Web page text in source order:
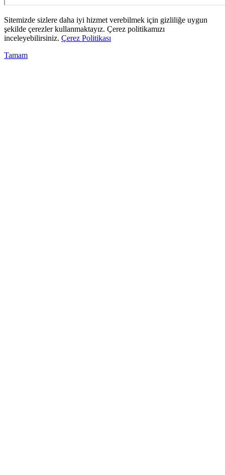
Sitemizde sizlere daha iyi hizmet verebilmek için gizliliğe uygun
şekilde çerezler kullanmaktayız. Çerez politikamızı
inceleyebilirsiniz. Çerez Politikası
Tamam